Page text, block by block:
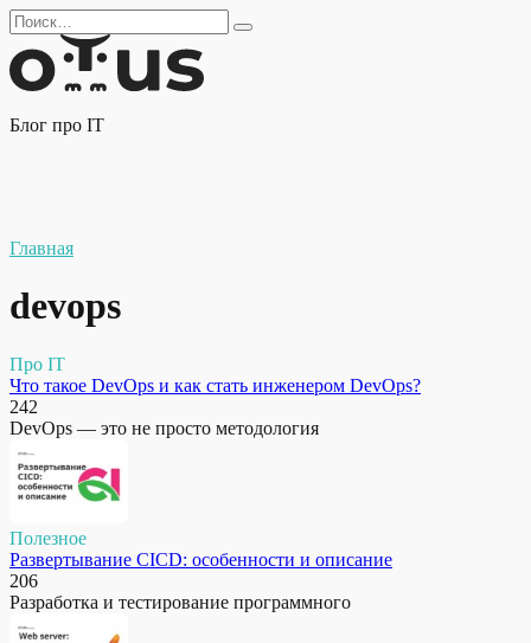
Перейти
к
содержанию
Search
for:
Блог про IT
Главная
devops
Про IT
Что такое DevOps и как стать инженером DevOps?
242
DevOps — это не просто методология
Полезное
Развертывание CICD: особенности и описание
206
Разработка и тестирование программного